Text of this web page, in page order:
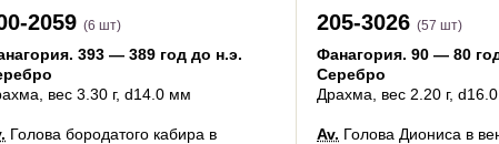
2059 (6 шт)
. 393 — 389 год до н.э.
, вес 3.30 г, d14.0 мм
Голова бородатого кабира в
205-3026 (57 шт)
Фанагория. 90 — 80
Серебро
Драхма , вес 2.20 г,
Av. Голова Диониса в